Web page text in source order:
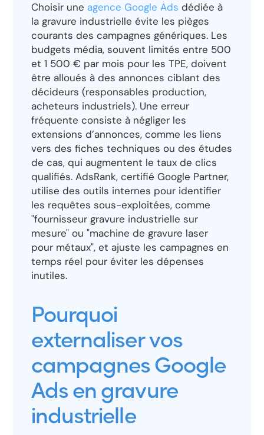
Choisir une agence Google Ads dédiée à
la gravure industrielle évite les pièges
courants des campagnes génériques. Les
budgets média, souvent limités entre 500
et 1 500 € par mois pour les TPE, doivent
être alloués à des annonces ciblant des
décideurs (responsables production,
acheteurs industriels). Une erreur
fréquente consiste à négliger les
extensions d’annonces, comme les liens
vers des fiches techniques ou des études
de cas, qui augmentent le taux de clics
qualifiés. AdsRank, certifié Google Partner,
utilise des outils internes pour identifier
les requêtes sous-exploitées, comme
"fournisseur gravure industrielle sur
mesure" ou "machine de gravure laser
pour métaux", et ajuste les campagnes en
temps réel pour éviter les dépenses
inutiles.
Pourquoi
externaliser vos
campagnes Google
Ads en gravure
industrielle